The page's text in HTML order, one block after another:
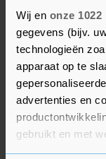
Wij en onze
gegevens (bijv.
technologieën
apparaat op te
advertenties en
gebruikt en met